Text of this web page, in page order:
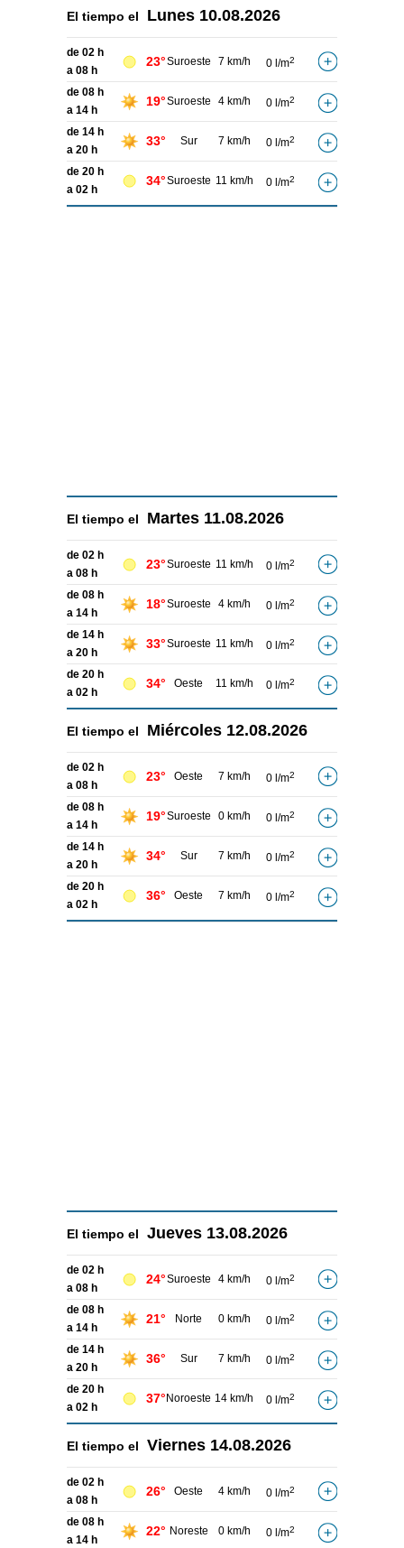
El tiempo el Lunes 10.08.2026
de 02 h
a 08 h
23°Suroeste 7 km/h 0 l/m2
de 08 h
a 14 h
19°Suroeste 4 km/h 0 l/m2
de 14 h
a 20 h
33° Sur 7 km/h 0 l/m2
de 20 h
a 02 h
34°Suroeste 11 km/h 0 l/m2
El tiempo el Martes 11.08.2026
de 02 h
a 08 h
23°Suroeste 11 km/h 0 l/m2
de 08 h
a 14 h
18°Suroeste 4 km/h 0 l/m2
de 14 h
a 20 h
33°Suroeste 11 km/h 0 l/m2
de 20 h
a 02 h
34° Oeste 11 km/h 0 l/m2
El tiempo el Miércoles 12.08.2026
de 02 h
a 08 h
23° Oeste 7 km/h 0 l/m2
de 08 h
a 14 h
19°Suroeste 0 km/h 0 l/m2
de 14 h
a 20 h
34° Sur 7 km/h 0 l/m2
de 20 h
a 02 h
36° Oeste 7 km/h 0 l/m2
El tiempo el Jueves 13.08.2026
de 02 h
a 08 h
24°Suroeste 4 km/h 0 l/m2
de 08 h
a 14 h
21° Norte 0 km/h 0 l/m2
de 14 h
a 20 h
36° Sur 7 km/h 0 l/m2
de 20 h
a 02 h
37° Noroeste 14 km/h 0 l/m2
El tiempo el Viernes 14.08.2026
de 02 h
a 08 h
26° Oeste 4 km/h 0 l/m2
de 08 h
a 14 h
22° Noreste 0 km/h 0 l/m2